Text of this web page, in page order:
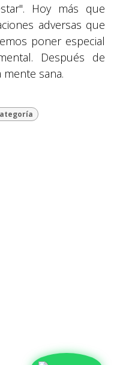
Hoy más que
adversas que
poner especial
Después de
sana.